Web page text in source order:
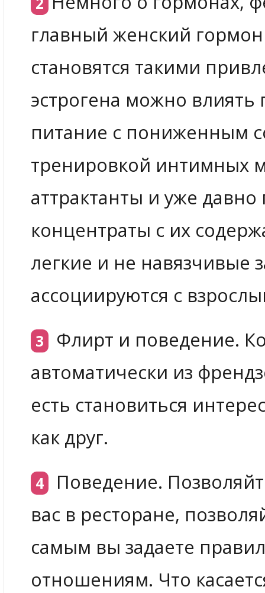
главный женский
становятся такими
эстрогена можно
питание с пониженным
тренировкой
аттрактанты и уже
концентраты с их
легкие и не навязчивые
ассоциируются с
Флирт и поведение.
автоматически из
есть становиться
как друг.
Поведение.
вас в ресторане,
самым вы задаете
отношениям. Что